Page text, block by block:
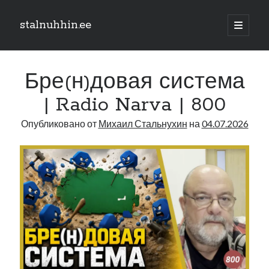
stalnuhhin.ee
отрыть
Боковая
панель
Поиск
Рубрики
В мире
Интеграция
Интервью
Книга
Личное
Нарва и северо-восток
Обзор прессы
Образование
Парламент и правительство
Бре(н)довая система
| Radio Narva | 800
Опубликовано от Михаил Стальнухин на 04.07.2026